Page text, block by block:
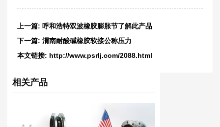
上一篇: 呼和浩特双波橡胶膨胀节了解此产品
下一篇: 渭南耐酸碱橡胶软接公称压力
本文链接: http://www.psrlj.com/2088.html
相关产品